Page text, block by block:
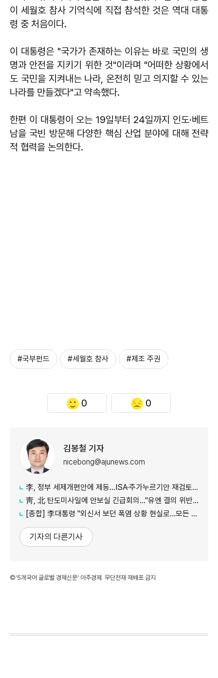
이 세월호 참사 기억식에 직접 참석한 것은 역대 대통
령 중 처음이다.
이 대통령은 "국가가 존재하는 이유는 바로 국민의 생
명과 안전을 지키기 위한 것"이라며 "어떠한 상황에서
도 국민을 지켜내는 나라, 온전히 믿고 의지할 수 있는
나라를 만들겠다"고 약속했다.
한편 이 대통령이 오는 19일부터 24일까지 인도·베트
남을 국빈 방문해 다양한 핵심 산업 분야에 대해 전략
적 협력을 논의한다.
#국부펀드 #세월호 참사 #제조 주권
0 0
김봉철 기자
nicebong@ajunews.com
李, 정부 세제개편안에 제동…ISA·주가누르기안 재검토 지시
靑, 北 탄도미사일에 안보실 긴급회의…"유엔 결의 위반, 즉각 중단 촉구"
[종합] 李대통령 "외신서 보던 폭염 상황 현실로…모든 행정력 총동원하라"
기자의 다른기사
©'5개국어 글로벌 경제신문' 아주경제. 무단전재·재배포 금지